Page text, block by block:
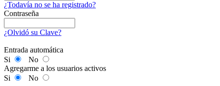
¿Todavía no se ha registrado?
Contraseña
¿Olvidó su Clave?
Entrada automática
Si
No
Agregarme a los usuarios activos
Si
No